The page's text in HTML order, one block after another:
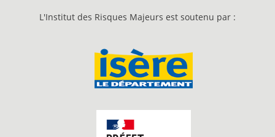
L'Institut des Risques Majeurs est soutenu par :